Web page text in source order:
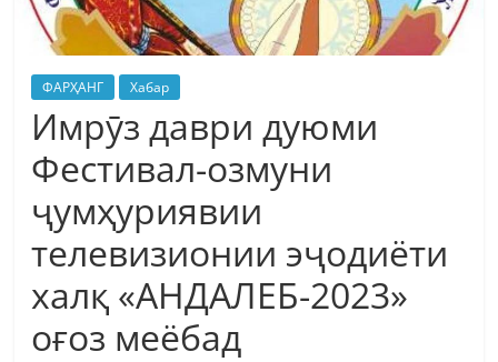
ФАРҲАНГ Хабар
Имрӯз даври дуюми
Фестивал-озмуни
ҷумҳуриявии
телевизионии эҷодиёти
халқ «АНДАЛЕБ-2023»
оғоз меёбад